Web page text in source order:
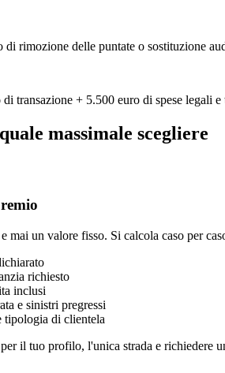
rimozione delle puntate o sostituzione
transazione + 5.500 euro di spese legali
massimale scegliere
mai un valore fisso. Si calcola caso per
richiesto
inclusi
e sinistri pregressi
tipologia di clientela
il tuo profilo, l'unica strada e richiedere